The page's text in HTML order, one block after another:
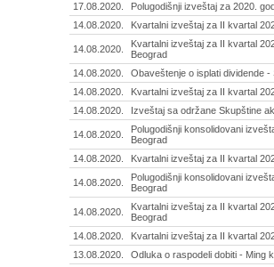
17.08.2020.
Polugodišnji izveštaj za 2020.
14.08.2020.
Kvartalni izveštaj za II kvartal
14.08.2020.
Kvartalni izveštaj za II kvartal
Beograd
14.08.2020.
Obaveštenje o isplati dividende
14.08.2020.
Kvartalni izveštaj za II kvartal
14.08.2020.
Izveštaj sa održane Skupštine
14.08.2020.
Polugodišnji konsolidovani
Beograd
14.08.2020.
Kvartalni izveštaj za II kvartal
14.08.2020.
Polugodišnji konsolidovani
Beograd
14.08.2020.
Kvartalni izveštaj za II kvartal
Beograd
14.08.2020.
Kvartalni izveštaj za II kvartal
13.08.2020.
Odluka o raspodeli dobiti - Ming